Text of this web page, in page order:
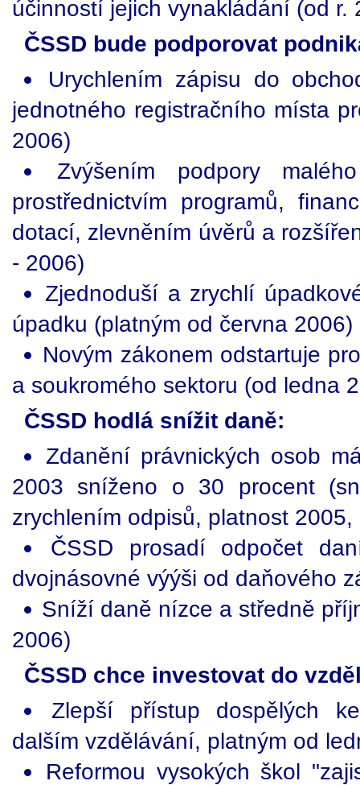
účinností jejich vynakládání (od r.
ČSSD bude podporovat
Urychlením zápisu do
jednotného registračního místa
2006)
Zvýšením podpory
prostřednictvím programů,
dotací, zlevněním úvěrů a
- 2006)
Zjednoduší a zrychlí
úpadku (platným od června 2006)
Novým zákonem odstartuje
a soukromého sektoru (od ledna
ČSSD hodlá snížit daně:
Zdanění právnických osob
2003 sníženo o 30 procent
zrychlením odpisů, platnost 2005,
ČSSD prosadí odpočet
dvojnásovné výýši od daňového
Sníží daně nízce a středně
2006)
ČSSD chce investovat do
Zlepší přístup dospělých
dalším vzdělávání, platným od
Reformou vysokých škol